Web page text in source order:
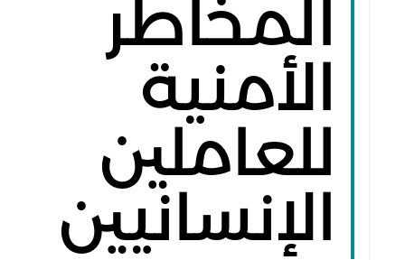
المخاطر
الأمنية
للعاملين
الإنسانيين